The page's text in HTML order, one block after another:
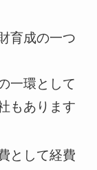
育成の一つ
一環として
もあります
として経費